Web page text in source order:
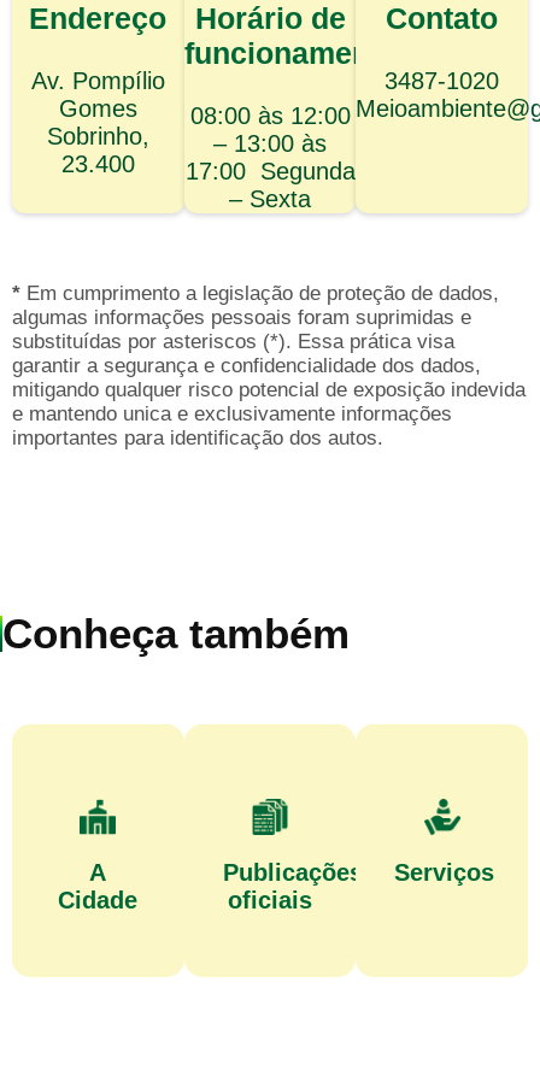
Endereço
Av. Pompílio
Gomes
Sobrinho,
23.400
Horário de
funcionamento
08:00 às 12:00
– 13:00 às
17:00 Segunda
– Sexta
Contato
3487-1020
* Em cumprimento a legislação de proteção de dados,
algumas informações pessoais foram suprimidas e
substituídas por asteriscos (*). Essa prática visa
garantir a segurança e confidencialidade dos dados,
mitigando qualquer risco potencial de exposição indevida
e mantendo unica e exclusivamente informações
importantes para identificação dos autos.
Conheça também
A
Cidade
Publicações
oficiais
Serviços